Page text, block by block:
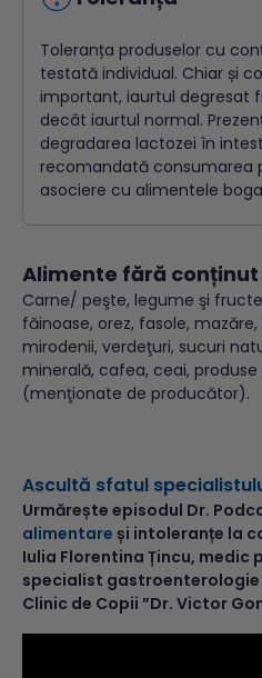
Toleranța produselor cu
testată individual. Chiar și
important, iaurtul degresat
decât iaurtul normal.
degradarea lactozei în
recomandată consumarea
asociere cu alimentele
Alimente fără
Carne/ peşte, legume şi
făinoase, orez, fasole,
mirodenii, verdeţuri, sucuri
minerală, cafea, ceai,
(menţionate de producător).
Ascultă sfatul
Urmărește episodul Dr.
alimentare și intoleranțe la
Iulia Florentina Țincu,
specialist
Clinic de Copii ”Dr. Victor